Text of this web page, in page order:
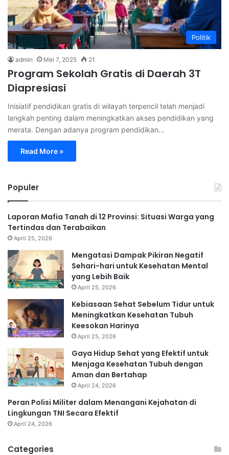
Politik
admin Mei 7, 2025 21
Program Sekolah Gratis di Daerah 3T
Diapresiasi
Inisiatif pendidikan gratis di wilayah terpencil telah menjadi
langkah penting dalam meningkatkan akses pendidikan yang
merata. Dengan adanya program pendidikan…
Read More »
Populer
Laporan Mafia Tanah di 12 Provinsi: Situasi Warga yang
Tertindas dan Terabaikan
April 25, 2026
Mengatasi Dampak Pikiran Negatif
Sehari-hari untuk Kesehatan Mental
yang Lebih Baik
April 25, 2026
Kebiasaan Sehat Sebelum Tidur untuk
Meningkatkan Kesehatan Tubuh
Keesokan Harinya
April 25, 2026
Gaya Hidup Sehat yang Efektif untuk
Menjaga Kesehatan Tubuh dengan
Aman dan Bertahap
April 24, 2026
Peran Polisi Militer dalam Menangani Kejahatan di
Lingkungan TNI Secara Efektif
April 24, 2026
Categories